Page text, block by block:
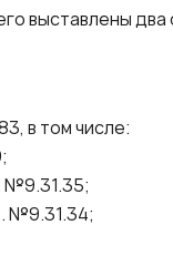
выставлены
в том числе:
№9.31.35;
№9.31.34;